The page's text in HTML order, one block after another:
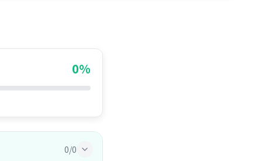
0%
0/0